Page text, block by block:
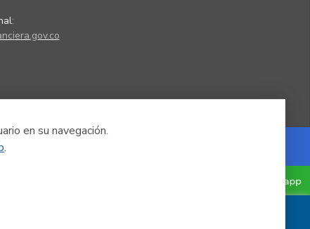
en su navegación.
.
Powered by Nexura